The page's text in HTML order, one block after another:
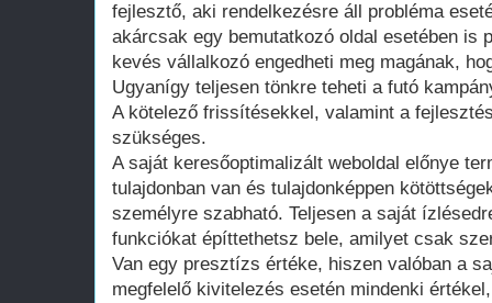
fejlesztő, aki rendelkezésre áll probléma
akárcsak egy bemutatkozó oldal esetében is
kevés vállalkozó engedheti meg magának,
Ugyanígy teljesen tönkre teheti a futó
A kötelező frissítésekkel, valamint a
szükséges.
A saját keresőoptimalizált weboldal előnye
tulajdonban van és tulajdonképpen
személyre szabható. Teljesen a saját
funkciókat építtethetsz bele, amilyet csak
Van egy presztízs értéke, hiszen valóban a
megfelelő kivitelezés esetén mindenki